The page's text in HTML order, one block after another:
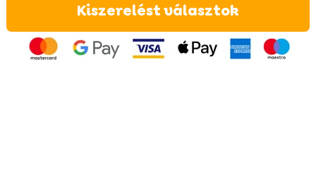
az 5-
ből,
értékelés
alapján
Kiszerelést választok